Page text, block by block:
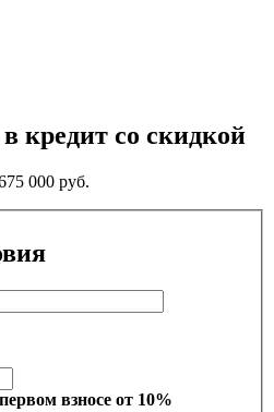
кредит со скидкой
000 руб.
взносе от 10%